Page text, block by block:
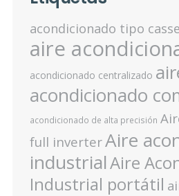
acondicionado tipo
aire
acondicionado centralizado
acondicionado
acondicionado de alta precisión
full inverterAire
industrialAire
Industrial portátil